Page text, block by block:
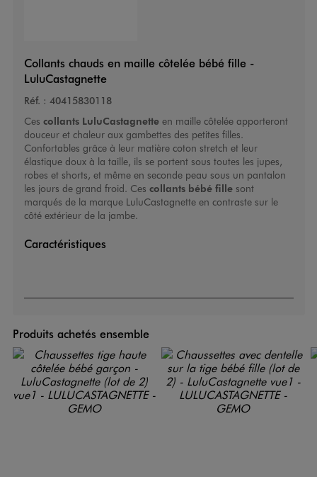
Collants chauds en maille côtelée bébé fille -
LuluCastagnette
Réf. : 40415830118
Ces collants LuluCastagnetteen maille côtelée apporteront
douceur et chaleur aux gambettes des petites filles.
Confortables grâce à leur matière coton stretch et leur
élastique doux à la taille, ils se portent sous toutes les jupes,
robes et shorts, et même en seconde peau sous un pantalon
les jours de grand froid. Ces collants bébé fillesont
marqués de la marque LuluCastagnette en contraste sur le
côté extérieur de la jambe.
Caractéristiques
Produits achetés ensemble